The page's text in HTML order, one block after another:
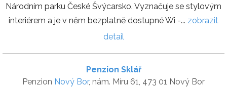
Národním parku České Švýcarsko. Vyznačuje se stylovým
interiérem a je v něm bezplatně dostupné Wi -... zobrazit
detail
Penzion Sklář
Penzion Nový Bor, nám. Míru 61, 473 01 Nový Bor